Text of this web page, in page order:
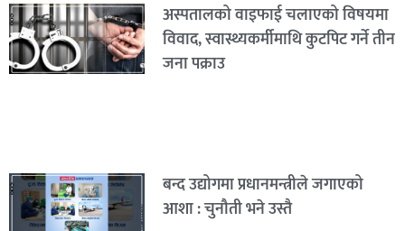
अस्पतालको वाइफाई चलाएको विषयमा
विवाद, स्वास्थ्यकर्मीमाथि कुटपिट गर्ने तीन
जना पक्राउ
बन्द उद्योगमा प्रधानमन्त्रीले जगाएको
आशा : चुनौती भने उस्तै